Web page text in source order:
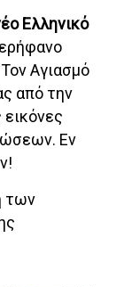
Ελληνικό
Αγιασμό
από την
Εν
των